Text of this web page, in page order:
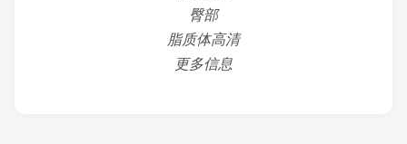
臀部
脂质体高清
更多信息